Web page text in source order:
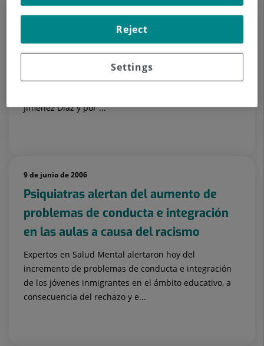
Investigación en España
El pasado fin de semana se celebraron, exitosamente,
en Madrid las VI Jornadas sobre Enfermedades de la
Jiménez Díaz y por ...
9 de junio de 2006
Psiquiatras alertan del aumento de
problemas de conducta e integración
en las aulas a causa del racismo
Expertos en Salud Mental alertaron hoy del
incremento de problemas de conducta e integración
de los jóvenes inmigrantes en el ámbito educativo, a
consecuencia del rechazo y e...
Settings
Reject